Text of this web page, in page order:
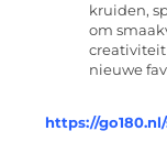
kruiden,
om
nieuwe
https://